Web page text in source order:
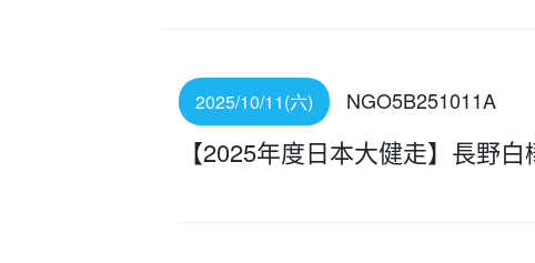
2025/10/11(六) NGO5B251011A
【2025年度日本大健走】長野